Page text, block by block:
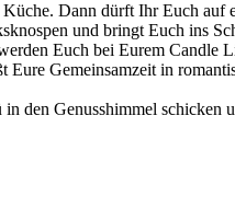
Dann dürft Ihr Euch auf
und bringt Euch ins
Euch bei Eurem Candle
Gemeinsamzeit in
den Genusshimmel schicken